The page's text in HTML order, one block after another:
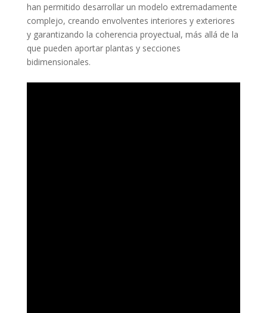
han permitido desarrollar un modelo extremadamente
complejo, creando envolventes interiores y exteriores
y garantizando la coherencia proyectual, más allá de la
que pueden aportar plantas y secciones
bidimensionales.